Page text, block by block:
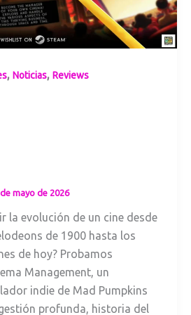
, Noticias, Reviews
mayo de 2026
la evolución de un cine desde
de 1900 hasta los
de hoy? Probamos
Management, un
indie de Mad Pumpkins
profunda, historia del